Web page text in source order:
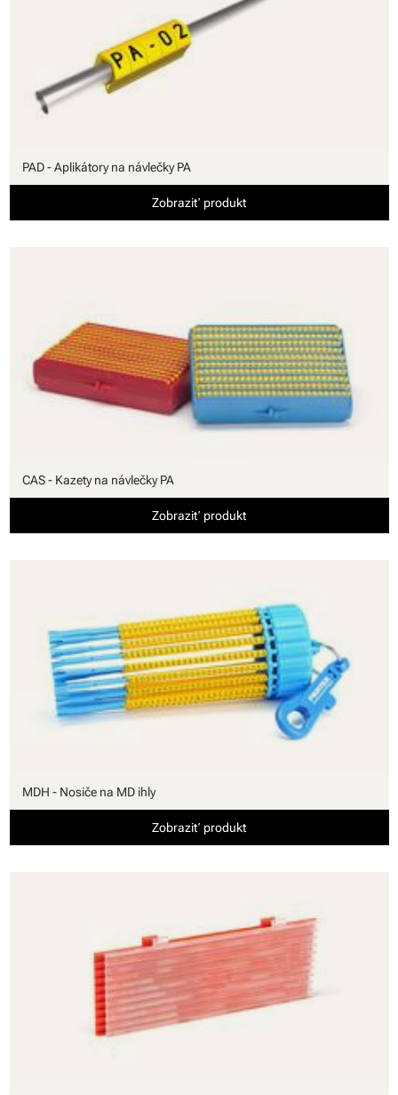
PAD - Aplikátory na návlečky PA
Zobraziť produkt
CAS - Kazety na návlečky PA
Zobraziť produkt
MDH - Nosiče na MD ihly
Zobraziť produkt